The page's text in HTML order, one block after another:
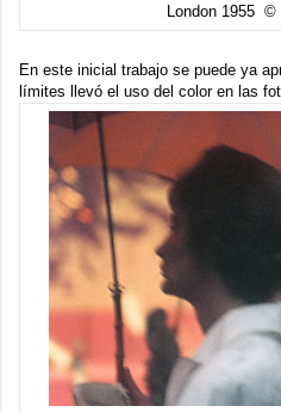
London 1955 ©
En este inicial trabajo se puede ya
límites llevó el uso del color en las